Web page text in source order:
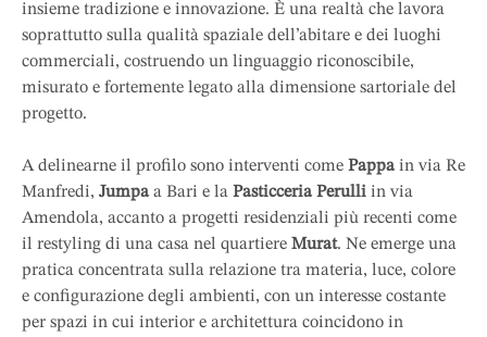
insieme tradizione e innovazione. È una realtà che lavora
soprattutto sulla qualità spaziale dell’abitare e dei luoghi
commerciali, costruendo un linguaggio riconoscibile,
misurato e fortemente legato alla dimensione sartoriale del
progetto.
A delinearne il profilo sono interventi come Pappain via Re
Manfredi, Jumpaa Bari e la Pasticceria Perulli in via
Amendola, accanto a progetti residenziali più recenti come
il restyling di una casa nel quartiere Murat. Ne emerge una
pratica concentrata sulla relazione tra materia, luce, colore
e configurazione degli ambienti, con un interesse costante
per spazi in cui interior e architettura coincidono in